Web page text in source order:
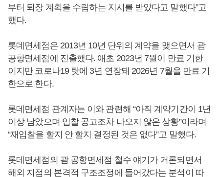
부터 퇴장 계획을 수립하는 지시를 받았다고 말했다”고
했다.
롯데면세점은 2013년 10년 단위의 계약을 맺으면서 괌
공항면세점에 진출했다. 애초 2023년 7월이 만료 기한
이지만 코로나19 탓에 3년 연장돼 2026년 7월을 만료 기
한으로 한다.
롯데면세점 관계자는 이와 관련해 “아직 계약기간이 1년
이상 남았으며 입찰 공고조차 나오지 않은 상황”이라며
“재입찰을 할지 안 할지 결정된 것은 없다”고 말했다.
롯데면세점의 괌 공항면세점 철수 얘기가 거론되면서
해외 지점의 본격적 구조조정에 들어갔다는 분석이 따